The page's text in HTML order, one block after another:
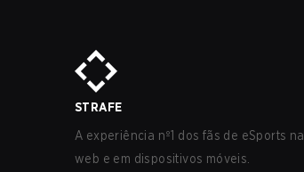
STRAFE
A experiência nº1 dos fãs de eSports na
web e em dispositivos móveis.